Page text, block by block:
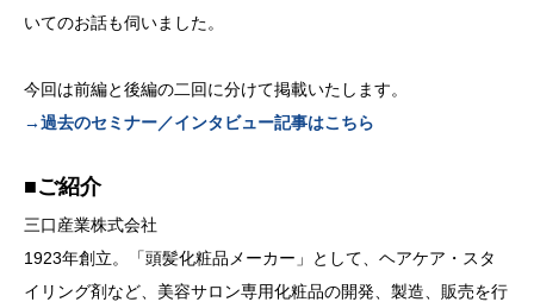
いてのお話も伺いました。
今回は前編と後編の二回に分けて掲載いたします。
→過去のセミナー／インタビュー記事はこちら
■ご紹介
三口産業株式会社
1923年創立。「頭髪化粧品メーカー」として、ヘアケア・スタ
イリング剤など、美容サロン専用化粧品の開発、製造、販売を行